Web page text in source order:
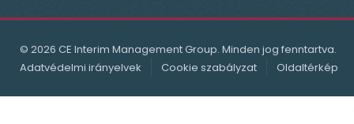
© 2026 CE Interim Management Group. Minden jog fenntartva.
Adatvédelmi irányelvek
Cookie szabályzat Oldaltérkép